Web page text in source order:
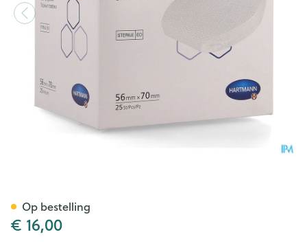
€ 16,00
Op bestelling